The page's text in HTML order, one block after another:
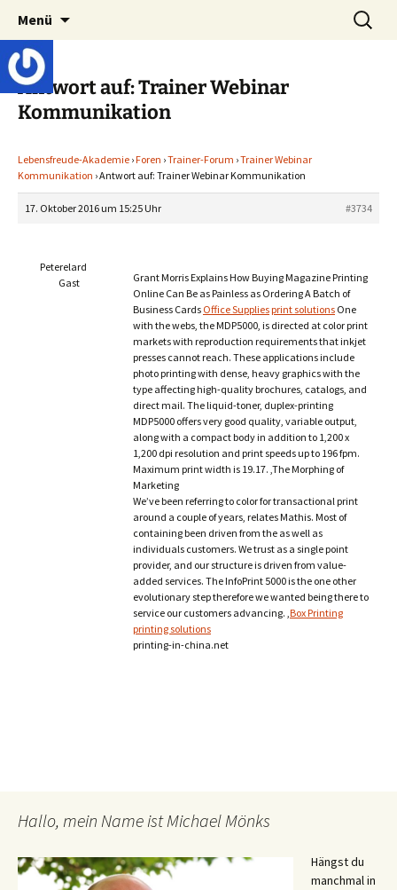
springen
Lebensfreude-Akademie
Lerne deinen stressigen Alltag mit mehr
Freude und Gelassenheit erfolgreich meistern
und genießen zu können.
Menü
Suchen
nach:
Antwort auf: Trainer Webinar
Kommunikation
Lebensfreude-Akademie ›Foren ›Trainer-Forum ›Trainer Webinar
Kommunikation ›Antwort auf: Trainer Webinar Kommunikation
17. Oktober 2016 um 15:25 Uhr #3734
Peterelard
Gast
Grant Morris Explains How Buying Magazine Printing
Online Can Be as Painless as Ordering A Batch of
Business Cards Office Suppliesprint solutions One
with the webs, the MDP5000, is directed at color print
markets with reproduction requirements that inkjet
presses cannot reach. These applications include
photo printing with dense, heavy graphics with the
type affecting high-quality brochures, catalogs, and
direct mail. The liquid-toner, duplex-printing
MDP5000 offers very good quality, variable output,
along with a compact body in addition to 1,200 x
1,200 dpi resolution and print speeds up to 196 fpm.
Maximum print width is 19.17. ,The Morphing of
Marketing
We’ve been referring to color for transactional print
around a couple of years, relates Mathis. Most of
containing been driven from the as well as
individuals customers. We trust as a single point
provider, and our structure is driven from value-
added services. The InfoPrint 5000 is the one other
evolutionary step therefore we wanted being there to
service our customers advancing. ,Box Printing
printing solutions
printing-in-china.net
Hallo, mein Name ist Michael Mönks
Hängst du
manchmal in